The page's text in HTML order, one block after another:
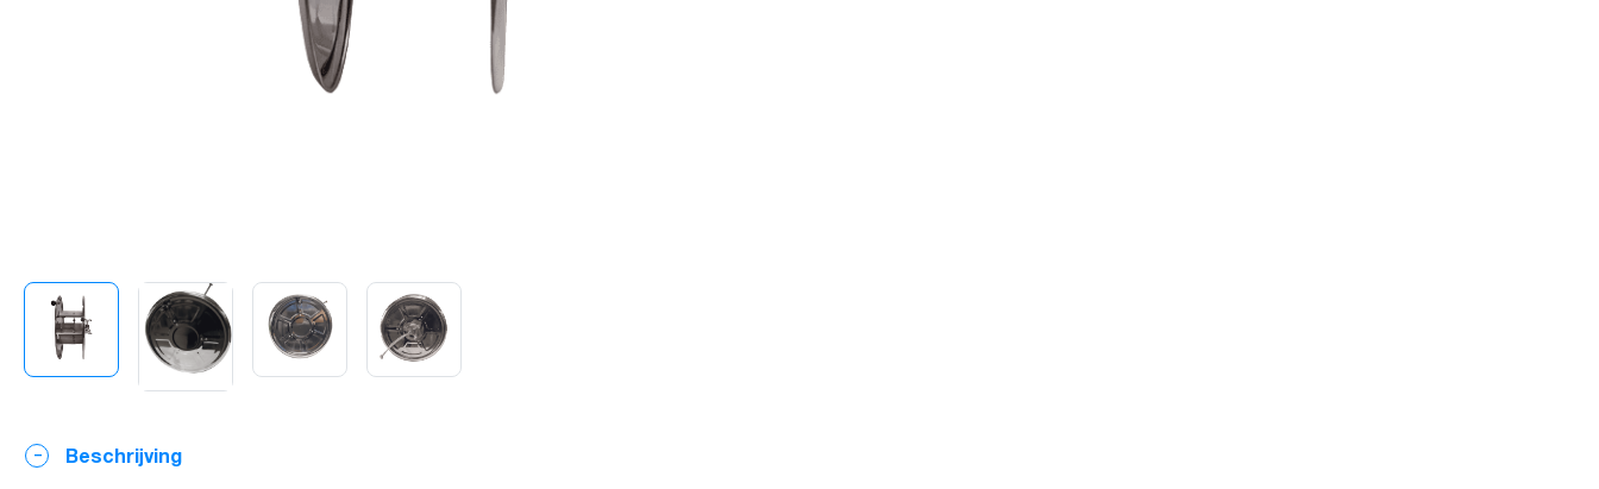
Beschrijving